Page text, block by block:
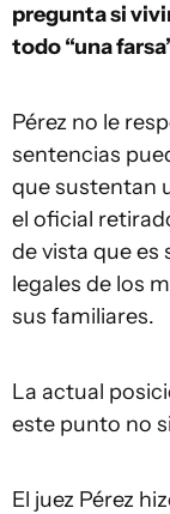
pregunta si
todo “una
Pérez no le
sentencias
que sustentan
el oficial
de vista que es
legales de los
sus familiares.
La actual
este punto no
El juez Pérez